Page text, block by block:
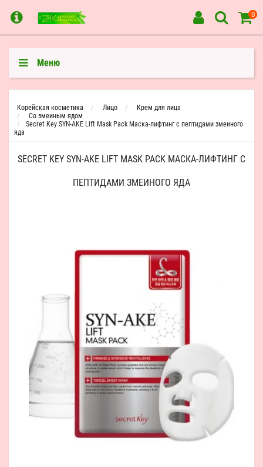
0
Меню
Корейская косметика Лицо
Крем для лица
Со змеиным ядом
Secret Key SYN-AKE Lift Mask Pack Маска-лифтинг с пептидами змеиного
яда
SECRET KEY SYN-AKE LIFT MASK PACK МАСКА-ЛИФТИНГ С
ПЕПТИДАМИ ЗМЕИНОГО ЯДА